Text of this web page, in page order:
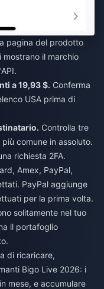
pagina del prodotto
il marchio
a 19,93 $. Conferma
USA prima di
Controlla tre
comune in assoluto.
richiesta 2FA.
Amex, PayPal,
PayPal aggiunge
per la prima volta.
solitamente nel tuo
il portafoglio
di ricaricare,
Bigo Live 2026: i
mese, e accumulare